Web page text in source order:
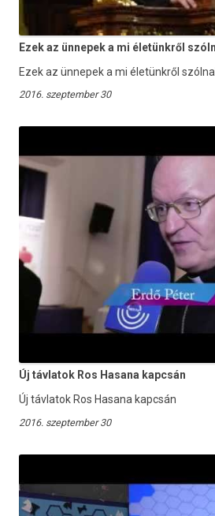
Ezek az ünnepek a mi életünkről
Ezek az ünnepek a mi életünkről
2016. szeptember 30
Új távlatok Ros Hasana kapcsán
Új távlatok Ros Hasana kapcsán
2016. szeptember 30